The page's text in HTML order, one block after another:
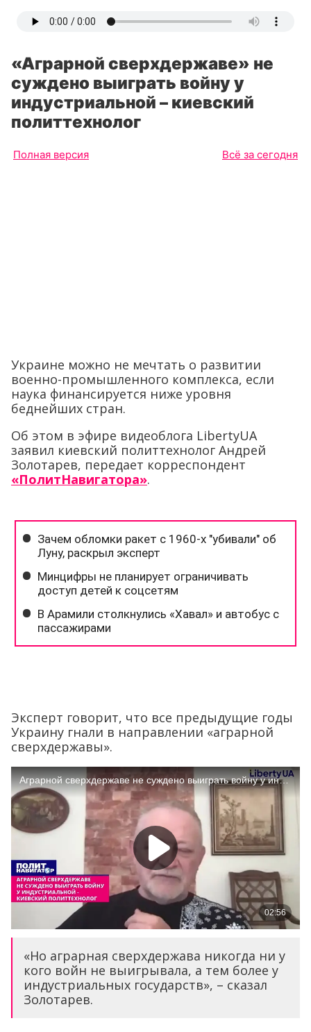
«Аграрной сверхдержаве» не
суждено выиграть войну у
индустриальной – киевский
политтехнолог
Полная версия Всё за сегодня
Украине можно не мечтать о развитии
военно-промышленного комплекса, если
наука финансируется ниже уровня
беднейших стран.
Об этом в эфире видеоблога LibertyUA
заявил киевский политтехнолог Андрей
Золотарев, передает корреспондент
«ПолитНавигатора».
Эксперт говорит, что все предыдущие годы
Украину гнали в направлении «аграрной
сверхдержавы».
«Но аграрная сверхдержава никогда ни у
кого войн не выигрывала, а тем более у
индустриальных государств», – сказал
Золотарев.